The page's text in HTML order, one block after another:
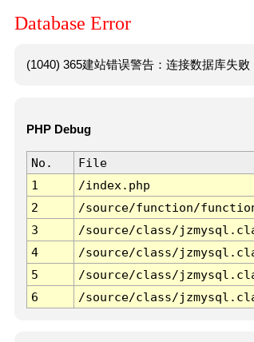
Database Error
(1040) 365建站错误警告：连接数据库失
PHP Debug
No. File
1
/index.php
2
/source/function/
3
/source/class/
4
/source/class/
5
/source/class/
6
/source/class/